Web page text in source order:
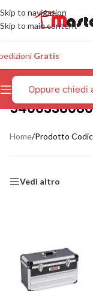
Skip to navigation
Skip to main content
Gratis
Home/Prodotto
Vedi altro